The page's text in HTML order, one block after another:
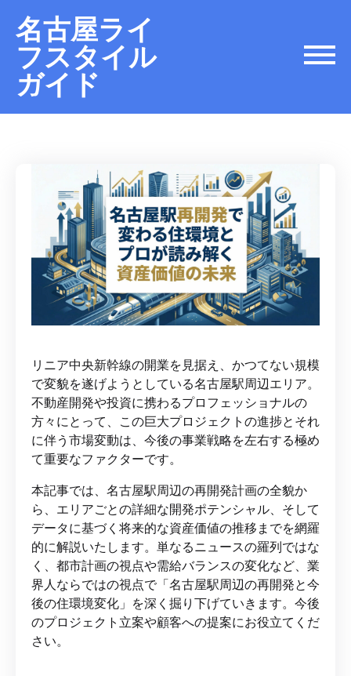
名古屋ライ
フスタイル
ガイド
リニア中央新幹線の開業を見据え、かつてない規模
で変貌を遂げようとしている名古屋駅周辺エリア。
不動産開発や投資に携わるプロフェッショナルの
方々にとって、この巨大プロジェクトの進捗とそれ
に伴う市場変動は、今後の事業戦略を左右する極め
て重要なファクターです。
本記事では、名古屋駅周辺の再開発計画の全貌か
ら、エリアごとの詳細な開発ポテンシャル、そして
データに基づく将来的な資産価値の推移までを網羅
的に解説いたします。単なるニュースの羅列ではな
く、都市計画の視点や需給バランスの変化など、業
界人ならではの視点で「名古屋駅周辺の再開発と今
後の住環境変化」を深く掘り下げていきます。今後
のプロジェクト立案や顧客への提案にお役立てくだ
さい。